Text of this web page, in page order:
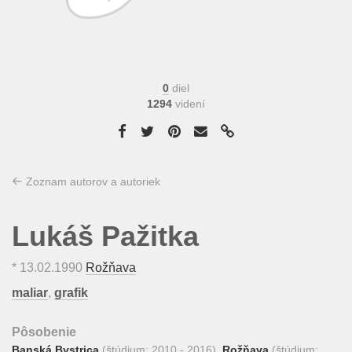
0 diel
1294 videní
Zoznam autorov a autoriek
Lukáš Pažitka
* 13.02.1990 Rožňava
maliar, grafik
Pôsobenie
Banská Bystrica (štúdium: 2010 - 2016), Rožňava (štúdium: